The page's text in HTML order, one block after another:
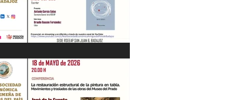
"La vuelta al mundo en 80
manicomios" por Blas Curado.
19/05/26